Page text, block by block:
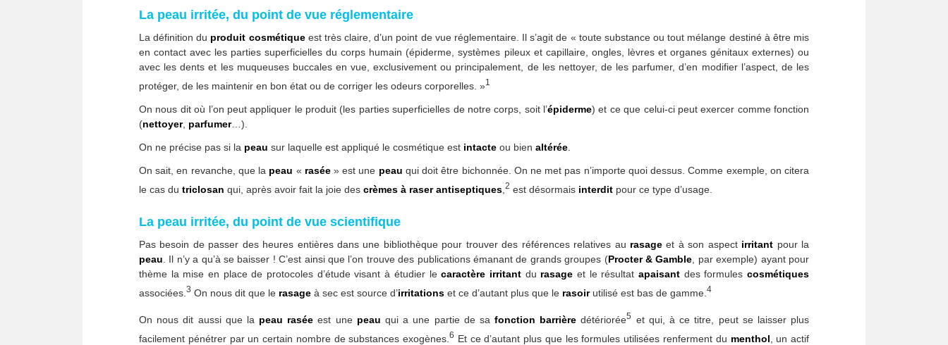
La peau irritée, du point de vue réglementaire
La définition du produit cosmétiqueest très claire, d’un point de vue réglementaire. Il s’agit de « toute substance ou tout mélange destiné à être mis
en contact avec les parties superficielles du corps humain (épiderme, systèmes pileux et capillaire, ongles, lèvres et organes génitaux externes) ou
avec les dents et les muqueuses buccales en vue, exclusivement ou principalement, de les nettoyer, de les parfumer, d’en modifier l’aspect, de les
protéger, de les maintenir en bon état ou de corriger les odeurs corporelles. »1
On nous dit où l’on peut appliquer le produit (les parties superficielles de notre corps, soit l’épiderme) et ce que celui-ci peut exercer comme fonction
(nettoyer, parfumer…).
On ne précise pas si la peau sur laquelle est appliqué le cosmétique est intacte ou bien altérée
On sait, en revanche, que la peau « rasée» est une peau qui doit être bichonnée. On ne met pas n’importe quoi dessus. Comme exemple, on citera
le cas du triclosan qui, après avoir fait la joie des crèmes à raser antiseptiques 2 est désormais interdit pour ce type d’usage.
La peau irritée, du point de vue scientifique
Pas besoin de passer des heures entières dans une bibliothèque pour trouver des références relatives au rasageet à son aspect irritant pour la
peau . Il n’y a qu’à se baisser ! C’est ainsi que l’on trouve des publications émanant de grands groupes (Procter & Gamble , par exemple) ayant pour
thème la mise en place de protocoles d’étude visant à étudier lecaractère irritantdu rasage et le résultat apaisantdes formulescosmétiques
associées. 3 On nous dit que le rasage à sec est source d’irritations et ce d’autant plus que le rasoirutilisé est bas de gamme. 4
On nous dit aussi que la peau rasée est une peau qui a une partie de safonction barrière détériorée5
et qui, à ce titre, peut se laisser plus
facilement pénétrer par un certain nombre de substances exogènes.6 Et ce d’autant plus que les formules utilisées renferment du menthol , un actif